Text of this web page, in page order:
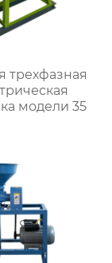
трехфазная
модели 35